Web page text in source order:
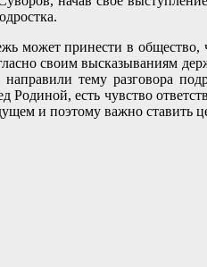
может принести в
своим высказываниям
тему разговора
Родиной, есть чувство
и поэтому важно ставить